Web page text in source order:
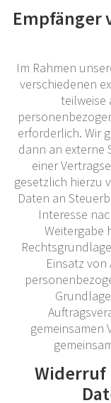
Empfänger
Im Rahmen
verschiedenen
teilweise
erforderlich. Wir
dann an externe
einer
gesetzlich hierzu
Daten an
Interesse
Weitergabe
Einsatz
gemeinsamen
Widerruf